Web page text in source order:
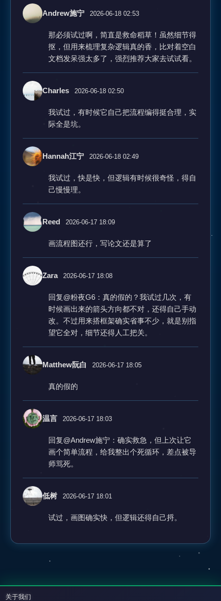
Andrew施宁 2026-06-18 02:53
那必须试过啊，简直是救命稻草！虽然细节得
抠，但用来梳理复杂逻辑真的香，比对着空白
文档发呆强太多了，强烈推荐大家去试试看。
Charles 2026-06-18 02:50
我试过，有时候它自己把流程编得挺合理，实
际全是坑。
Hannah江宁 2026-06-18 02:49
我试过，快是快，但逻辑有时候很奇怪，得自
己慢慢理。
Reed 2026-06-17 18:09
画流程图还行，写论文还是算了
Zara 2026-06-17 18:08
回复@粉夜G6：真的假的？我试过几次，有
时候画出来的箭头方向都不对，还得自己手动
改。不过用来搭框架确实省事不少，就是别指
望它全对，细节还得人工把关。
Matthew阮白 2026-06-17 18:05
真的假的
温言 2026-06-17 18:03
回复@Andrew施宁：确实救急，但上次让它
画个简单流程，给我整出个死循环，差点被导
师骂死。
低树 2026-06-17 18:01
试过，画图确实快，但逻辑还得自己捋。
关于我们